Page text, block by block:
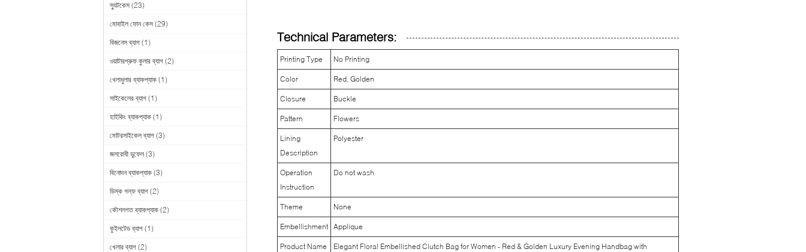
স্যুটকেস (23)
মোবাইল ফোন কেস (29)
বিজনেস ব্যাগ (1)
ওয়াটারপ্রুফ কুলার ব্যাগ (2)
খেলাধুলার ব্যাকপ্যাক (1)
সাইকেলের ব্যাগ (1)
হাইকিং ব্যাকপ্যাক (1)
মোটরসাইকেল ব্যাগ (3)
জলরোধী ডুফেল (3)
বিনোদন ব্যাকপ্যাক (3)
ডিস্ক গল্ফ ব্যাগ (2)
কৌশলগত ব্যাকপ্যাক (2)
কুইলটেড ব্যাগ (1)
খেলার ব্যাগ (2)
Technical Parameters:
Printing Type No Printing
Color Red, Golden
Closure Buckle
Pattern Flowers
Lining
Description
Polyester
Operation
Instruction
Do not wash
Theme None
Embellishment Applique
Product Name
Elegant Floral Embellished Clutch Bag for Women - Red & Golden Luxury Evening Handbag with